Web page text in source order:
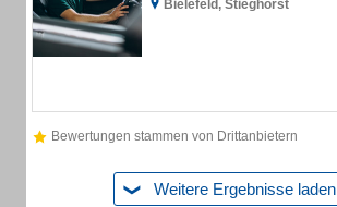
Bielefeld, Stieghorst
Bewertungen stammen von Drittanbietern
Weitere Ergebnisse laden